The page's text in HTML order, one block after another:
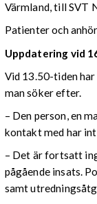
Värmland, till SVT
Patienter och
Uppdatering vid
Vid 13.50-tiden
man söker efter.
– Den person, en
kontakt med har
– Det är fortsatt
pågående insats.
samt